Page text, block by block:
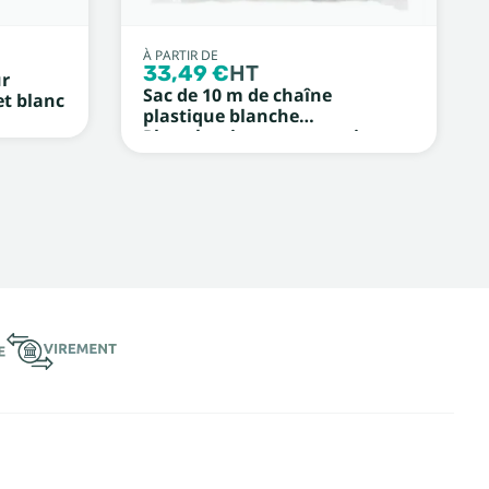
blanc
À PARTIR DE
33,49 €HT
Sac de 10 m de chaîne
plastique blanche
Photoluminescent et noir